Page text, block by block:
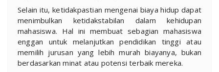
Selain itu, ketidakpastian mengenai biaya hidup dapat
menimbulkan ketidakstabilan dalam kehidupan
mahasiswa. Hal ini membuat sebagian mahasiswa
enggan untuk melanjutkan pendidikan tinggi atau
memilih jurusan yang lebih murah biayanya, bukan
berdasarkan minat atau potensi terbaik mereka.